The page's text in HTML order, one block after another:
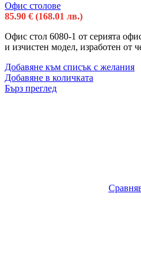
Офис столове
85.90 € (168.01 лв.)
Офис стол 6080-1 от серията
и изчистен модел, изработен от
Добавяне към списък с желания
Добавяне в количката
Бърз преглед